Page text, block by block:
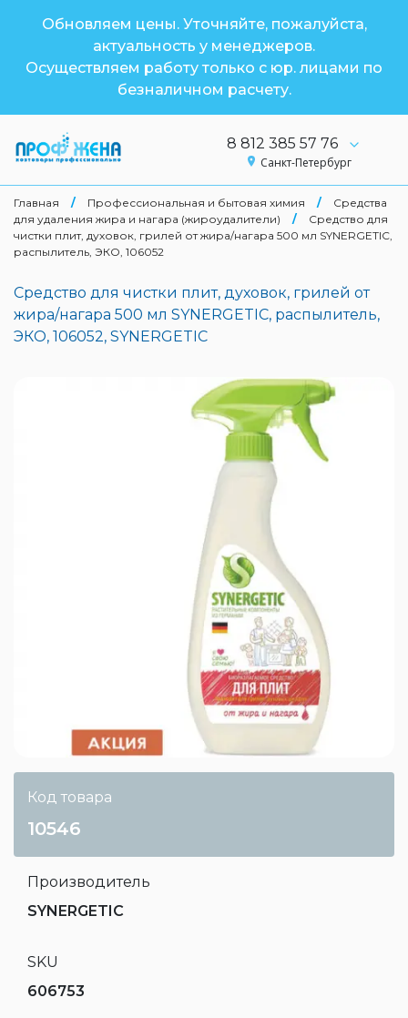
Обновляем цены. Уточняйте, пожалуйста,
актуальность у менеджеров.
Осуществляем работу только с юр. лицами по
безналичном расчету.
8 812 385 57 76
Санкт-Петербург
Главная / Профессиональная и бытовая химия /
Средства
для удаления жира и нагара (жироудалители)
/
Средство для
чистки плит, духовок, грилей от жира/нагара 500 мл SYNERGETIC,
распылитель, ЭКО, 106052
Средство для чистки плит, духовок, грилей от
жира/нагара 500 мл SYNERGETIC, распылитель,
ЭКО, 106052, SYNERGETIC
Код товара
10546
Производитель
SYNERGETIC
SKU
606753